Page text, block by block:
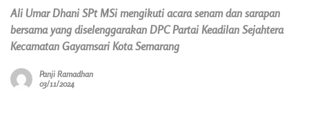
Ali Umar Dhani SPt MSi mengikuti acara senam dan sarapan
bersama yang diselenggarakan DPC Partai Keadilan Sejahtera
Kecamatan Gayamsari Kota Semarang
Panji Ramadhan
03/11/2024